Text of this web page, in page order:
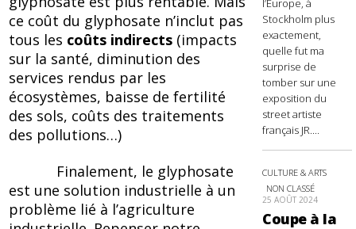
ce coût du glyphosate n’inclut pas
tous les coûts indirects (impacts
sur la santé, diminution des
services rendus par les
écosystèmes, baisse de fertilité
des sols, coûts des traitements
des pollutions…)
Finalement, le glyphosate
est une solution industrielle à un
problème lié à l’agriculture
l’Europe, à
Stockholm plus
exactement,
quelle fut ma
surprise de
tomber sur une
exposition du
street artiste
français JR....
CULTURE & ARTS
NON CLASSÉ
25 AOÛT 2024
Coupe à la